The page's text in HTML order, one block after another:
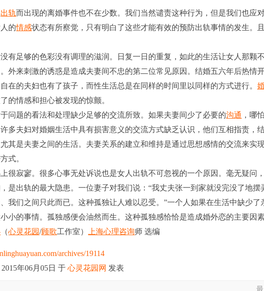
出轨而出现的离婚事件也不在少数。我们当然谴责这种行为，但是我们也应
的情感状态有所察觉，只有明白了这些才能有效的预防出轨事情的发生。
足够的色彩没有调理的滋润。日复一日的重复，如此的生活让女人那颗
外来刺激的诱惑是造成夫妻间不忠的第二位常见原因。结婚五六年后热情
在的夫妇也有了孩子，而性生活总是在同样的时间里以同样的方式进行。
的情感和担心被发现的惊颤。
题的看法和处理缺少足够的交流所致。如果夫妻间少了必要的沟通 ，哪
多夫妇对婚姻生活中具有损害意义的交流方式缺乏认识，他们互相指责，
其是夫妻之间的生活。夫妻关系的建立和维持是通过思想感情的交流来实
式。
很寂寥。很多心事无处诉说也是女人出轨不可忽视的一个原因。毫无疑问
是出轨的最大隐患。一位妻子对我们说：“我丈夫张一到家就没完没了地摆
我们之间只此而已。这种孤独让人难以忍受。”一个人如果在生活中缺少了
小的事情。孤独感便会油然而生。这种孤独感恰恰是造成婚外恋的主要因素
（心灵花园/顾歌工作室） 上海心理咨询师 选编
archives/19114
2015年06月05日于心灵花园网 发表